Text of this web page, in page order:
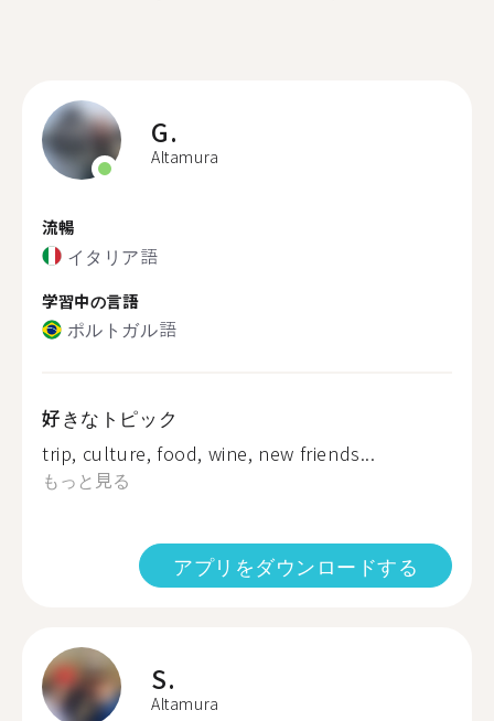
G.
Altamura
流暢
イタリア語
学習中の言語
ポルトガル語
好きなトピック
trip, culture, food, wine, new friends...
もっと見る
アプリをダウンロードする
S.
Altamura